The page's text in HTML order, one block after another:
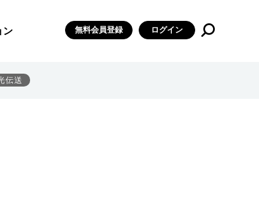
ン 無料会員登録 ログイン
伝送